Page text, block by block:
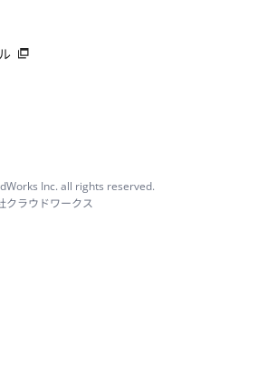
Inc. all rights reserved.
クラウドワークス